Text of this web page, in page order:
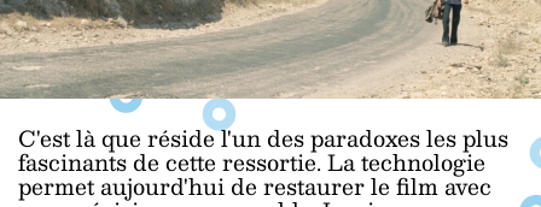
C'est là que réside l'un des paradoxes les plus
fascinants de cette ressortie. La technologie
permet aujourd'hui de restaurer le film avec